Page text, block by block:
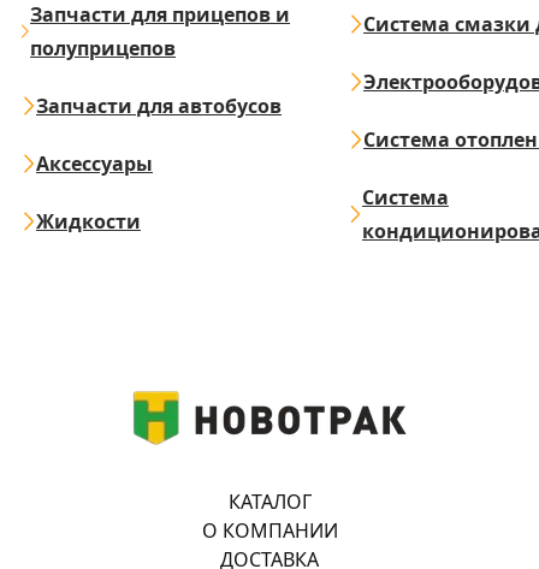
Запчасти для прицепов и
полуприцепов
Запчасти для автобусов
Аксессуары
Жидкости
Система смазки
Система
Система
КАТАЛОГ
О КОМПАНИИ
ДОСТАВКА